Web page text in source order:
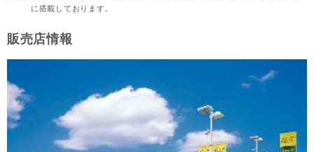
に搭載しております。
販売店情報